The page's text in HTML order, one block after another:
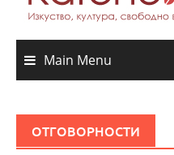
Main Menu
ОТГОВОРНОСТИ